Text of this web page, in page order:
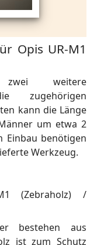
Opis UR-M1
weitere
zugehörigen
kann die Länge
um etwa 2
Einbau benötigen
Werkzeug.
(Zebraholz) /
bestehen aus
ist zum Schutz